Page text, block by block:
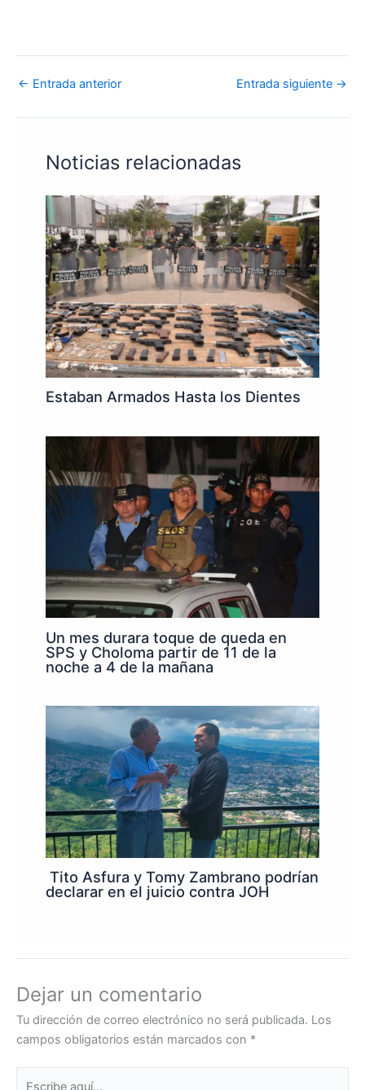
← Entrada anterior Entrada siguiente →
Noticias relacionadas
Estaban Armados Hasta los Dientes
Un mes durara toque de queda en
SPS y Choloma partir de 11 de la
noche a 4 de la mañana
Tito Asfura y Tomy Zambrano podrían
declarar en el juicio contra JOH
Dejar un comentario
Tu dirección de correo electrónico no será publicada. Los
campos obligatorios están marcados con *